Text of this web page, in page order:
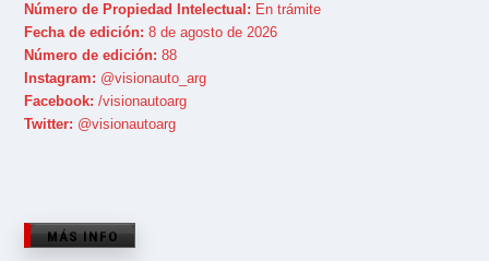
Número de Propiedad Intelectual: En trámite
Fecha de edición: 8 de agosto de 2026
Número de edición: 88
Instagram: @visionauto_arg
Facebook: /visionautoarg
Twitter: @visionautoarg
MÁS INFO